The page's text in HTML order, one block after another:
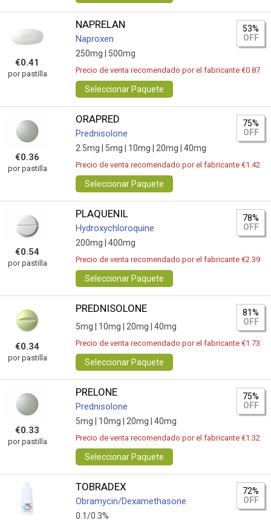
€0.41
por pastilla
NAPRELAN
Naproxen
250mg | 500mg
53%
OFF
Precio de venta recomendado por el fabricante €0.87
Seleccionar Paquete
€0.36
por pastilla
ORAPRED
Prednisolone
2.5mg | 5mg | 10mg | 20mg | 40mg
75%
OFF
Precio de venta recomendado por el fabricante €1.42
Seleccionar Paquete
€0.54
por pastilla
PLAQUENIL
Hydroxychloroquine
200mg | 400mg
78%
OFF
Precio de venta recomendado por el fabricante €2.39
Seleccionar Paquete
€0.34
por pastilla
PREDNISOLONE
5mg | 10mg | 20mg | 40mg
81%
OFF
Precio de venta recomendado por el fabricante €1.73
Seleccionar Paquete
€0.33
por pastilla
PRELONE
Prednisolone
5mg | 10mg | 20mg | 40mg
75%
OFF
Precio de venta recomendado por el fabricante €1.32
Seleccionar Paquete
TOBRADEX
Obramycin/Dexamethasone
0.1/0.3%
72%
OFF